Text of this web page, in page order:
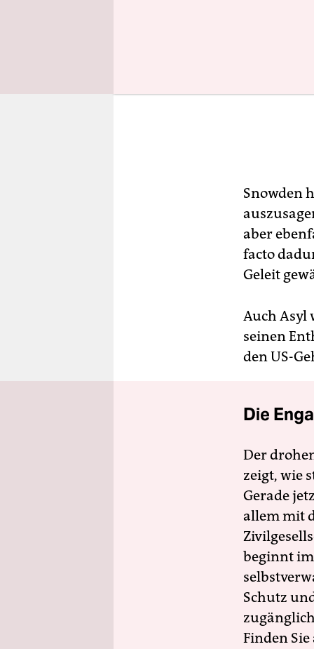
Snowden
aber
facto
Geleit
Auch Asyl
seinen
den US-
Die
Der
zeigt, wie
Gerade
allem mit
beginnt
Schutz
Finden